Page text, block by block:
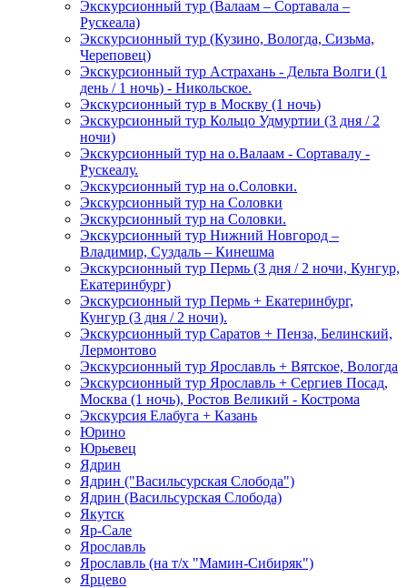
Экскурсионный тур (Валаам – Сортавала –
Рускеала)
Экскурсионный тур (Кузино, Вологда, Сизьма,
Череповец)
Экскурсионный тур Астрахань - Дельта Волги (1
день / 1 ночь) - Никольское.
Экскурсионный тур в Москву (1 ночь)
Экскурсионный тур Кольцо Удмуртии (3 дня / 2
ночи)
Экскурсионный тур на о.Валаам - Сортавалу -
Рускеалу.
Экскурсионный тур на о.Соловки.
Экскурсионный тур на Соловки
Экскурсионный тур на Соловки.
Экскурсионный тур Нижний Новгород –
Владимир, Суздаль – Кинешма
Экскурсионный тур Пермь (3 дня / 2 ночи, Кунгур,
Екатеринбург)
Экскурсионный тур Пермь + Екатеринбург,
Кунгур (3 дня / 2 ночи).
Экскурсионный тур Саратов + Пенза, Белинский,
Лермонтово
Экскурсионный тур Ярославль + Вятское, Вологда
Экскурсионный тур Ярославль + Сергиев Посад,
Москва (1 ночь), Ростов Великий - Кострома
Экскурсия Елабуга + Казань
Юрино
Юрьевец
Ядрин
Ядрин ("Васильсурская Слобода")
Ядрин (Васильсурская Слобода)
Якутск
Яр-Сале
Ярославль
Ярославль (на т/х "Мамин-Сибиряк")
Ярцево